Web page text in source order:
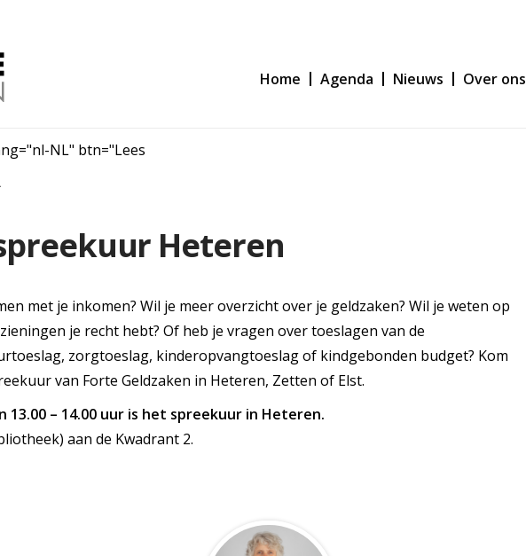
Home Agenda Nieuws Over ons
NL" btn="Lees
Heteren
met je inkomen? Wil je meer overzicht over je geldzaken? Wil je weten op
je recht hebt? Of heb je vragen over toeslagen van de
zorgtoeslag, kinderopvangtoeslag of kindgebonden budget? Kom
van Forte Geldzaken in Heteren, Zetten of Elst.
13.00 – 14.00 uur is het spreekuur in Heteren.
aan de Kwadrant 2.